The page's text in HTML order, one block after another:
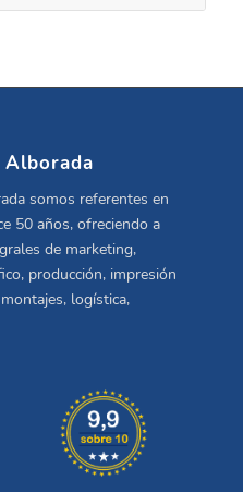
Alborada
somos referentes en
50 años, ofreciendo a
de marketing,
producción, impresión
logística,